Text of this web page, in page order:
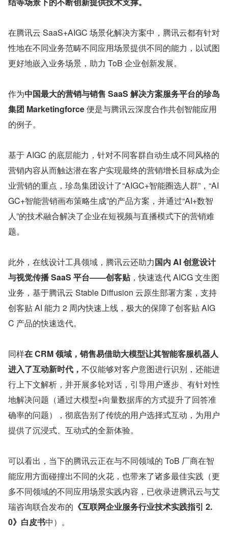
在腾讯云 SaaS+AIGC 场景化解决方案中，腾讯云都有针对
性地在不同业务范畴不同应用场景提供不同的能力，以试图
更好地嵌入业务场景，助力 ToB 企业创新发展。
作为中国最大的营销与销售 SaaS 解决方案服务平台的珍岛
集团 Marketingforce 便是与腾讯云深度合作共创智能应用
的例子。
基于 AIGC 的底层能力，针对不同客群自动生成不同风格的
营销内容从而触达潜在客户实现最终的营销增长目标成为企
业营销的重点，珍岛集团设计了“AIGC+智能圈选人群”，“AI
GC+智能营销画布策略生成”的产品方案，并通过“AI+数智
人”的技术融合解决了企业在短视频与直播模式下的营销难
题。
此外，在线设计工具领域，腾讯云还助力国内 AI 创意设计
与视觉传播 SaaS 平台——创客贴，快速迭代 AICG 文生图
业务，基于腾讯云 Stable Diffusion 云原生部署方案，支持
创客贴 AI 能力 2 周内快速上线，极大的保障了创客贴 AIG
C 产品的快速迭代。
同样在 CRM 领域，销售易借助大模型让其智能客服机器人
进入了互动新时代， 不仅能够对客户意图进行识别，还能进
行上下文解析，并开展多轮对话，引导用户逐步、有针对性
地解决问题（通过大模型+向量数据库的方式提升了回答准
确率的问题），彻底告别了传统的用户选择式互动，为用户
提供了沉浸式、互动式的全新体验。
可以看出，当下的腾讯云正在与不同领域的 ToB 厂商在智
能应用方面碰撞出不同的火花，也带来了诸多最佳实践（更
多不同领域的不同应用场景实践内容，已收录进腾讯云与艾
瑞咨询联合发布的 《互联网企业服务行业技术实践指引 2.
0》白皮书中）。